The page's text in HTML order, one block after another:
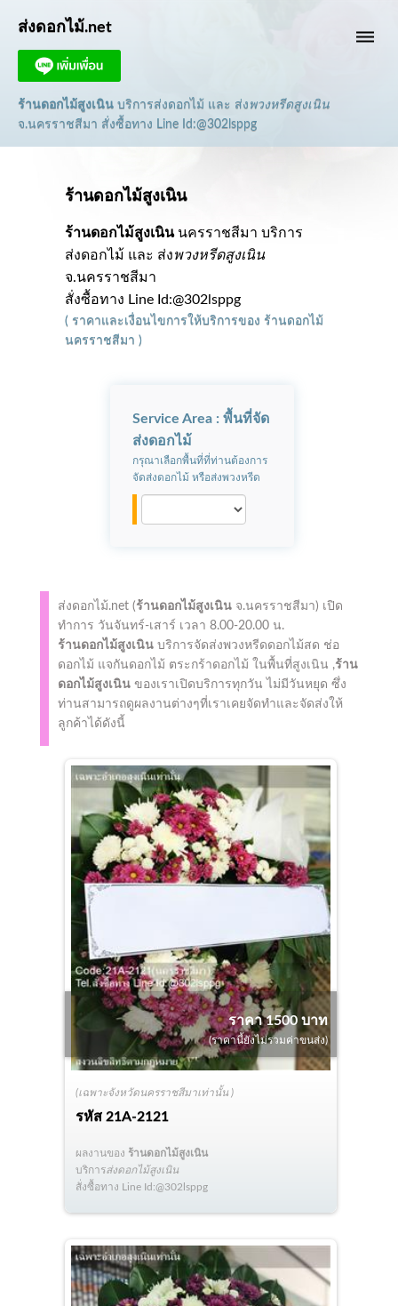
dehaze
ส่งดอกไม้.net
ร้านดอกไม้สูงเนิน บริการส่งดอกไม้ และ ส่ง พวงหรีดสูงเนิน
จ.นครราชสีมา สั่งซื้อทาง Line Id:@302lsppg
ร้านดอกไม้สูงเนิน
ร้านดอกไม้สูงเนินนครราชสีมา บริการ
ส่งดอกไม้ และ ส่งพวงหรีดสูงเนิน
จ.นครราชสีมา
สั่งซื้อทาง Line Id:@302lsppg
( ราคาและเงื่อนไขการให้บริการของ ร้านดอกไม้
นครราชสีมา )
Service Area : พื้นที่จัด
ส่งดอกไม้
กรุณาเลือกพื้นที่ที่ท่านต้องการ
จัดส่งดอกไม้ หรือส่งพวงหรีด
ส่งดอกไม้.net (ร้านดอกไม้สูงเนินจ.นครราชสีมา) เปิด
ทำการ วันจันทร์-เสาร์ เวลา 8.00-20.00 น.
ร้านดอกไม้สูงเนินบริการจัดส่งพวงหรีดดอกไม้สด ช่อ
ดอกไม้ แจกันดอกไม้ ตระกร้าดอกไม้ ในพื้นที่สูงเนิน ,ร้าน
ดอกไม้สูงเนินของเราเปิดบริการทุกวัน ไม่มีวันหยุด ซึ่ง
ท่านสามารถดูผลงานต่างๆที่เราเคยจัดทำและจัดส่งให้
ลูกค้าได้ดังนี้
(เฉพาะจังหวัดนครราชสีมาเท่านั้น )
รหัส 21A-2121
ราคา 1500 บาท
(ราคานี้ยังไม่รวมค่าขนส่ง)
ผลงานของ ร้านดอกไม้สูงเนิน
บริการส่งดอกไม้สูงเนิน
สั่งซื้อทาง Line Id:@302lsppg